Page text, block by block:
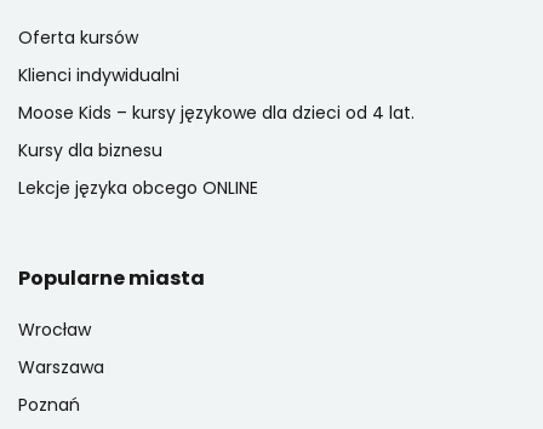
Oferta kursów
Klienci indywidualni
Moose Kids – kursy językowe dla dzieci od 4 lat.
Kursy dla biznesu
Lekcje języka obcego ONLINE
Popularne miasta
Wrocław
Warszawa
Poznań